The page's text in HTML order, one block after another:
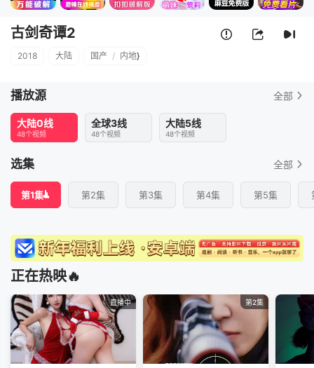
古剑奇谭2
2018 大陆 国产 / 内地}
播放源 全部
大陆0线
48个视频
全球3线
48个视频
大陆5线
48个视频
选集 全部
第1集 第2集 第3集 第4集 第5集
正在热映🔥
直播中 第2集